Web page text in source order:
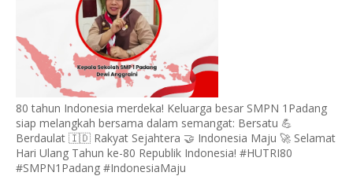
80 tahun Indonesia merdeka! Keluarga besar SMPN 1Padang
siap melangkah bersama dalam semangat: Bersatu 💪
Berdaulat 🇮🇩 Rakyat Sejahtera 🤝 Indonesia Maju 🚀 Selamat
Hari Ulang Tahun ke-80 Republik Indonesia! #HUTRI80
#SMPN1Padang #IndonesiaMaju